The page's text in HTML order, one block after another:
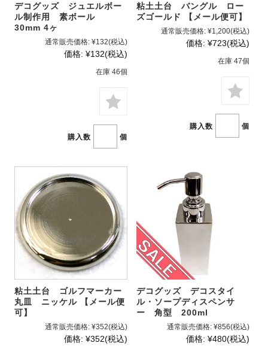
デコグッズ ジュエルボー
ル制作用 素ボール
30mm 4ヶ
通常販売価格: ¥132(税込)
価格: ¥132(税込)
在庫 46個
購入数 個
粘土土台 バングル ロー
ズゴールド 【メール便可】
通常販売価格: ¥1,200(税込)
価格: ¥723(税込)
在庫 47個
購入数 個
粘土土台 ゴルフマーカー
丸皿 ニッケル 【メール便
可】
通常販売価格: ¥352(税込)
価格: ¥352(税込)
デコグッズ デコスタイ
ル・ソープディスペンサ
ー 角型 200ml
通常販売価格: ¥856(税込)
価格: ¥480(税込)